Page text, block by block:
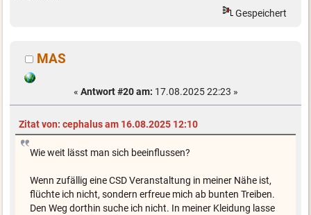
Gespeichert
MAS
« Antwort #20 am: 17.08.2025 22:23 »
Zitat von: cephalus am 16.08.2025 12:10
Wie weit lässt man sich beeinflussen?
Wenn zufällig eine CSD Veranstaltung in meiner Nähe ist,
flüchte ich nicht, sondern erfreue mich ab bunten Treiben.
Den Weg dorthin suche ich nicht. In meiner Kleidung lasse